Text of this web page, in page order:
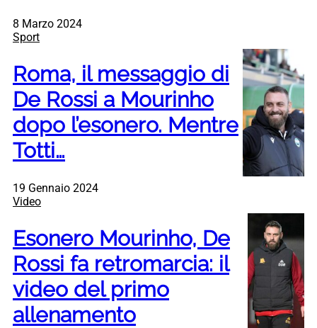
8 Marzo 2024
Sport
Roma, il messaggio di
De Rossi a Mourinho
dopo l’esonero. Mentre
Totti…
19 Gennaio 2024
Video
Esonero Mourinho, De
Rossi fa retromarcia: il
video del primo
allenamento